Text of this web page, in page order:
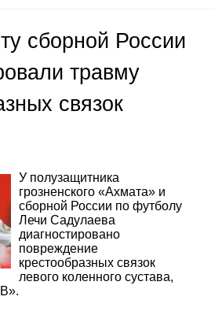
сборной России
травму
связок
У полузащитника
грозненского «Ахмата» и
сборной России по футболу
Лечи Садулаева
диагностировано
повреждение
крестообразных связок
левого коленного сустава,